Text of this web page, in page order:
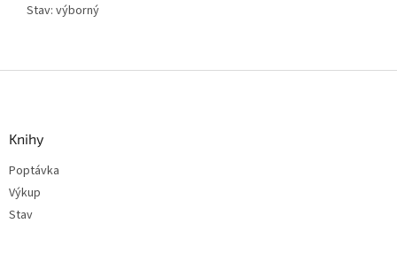
Stav: výborný
Knihy
Poptávka
Výkup
Stav